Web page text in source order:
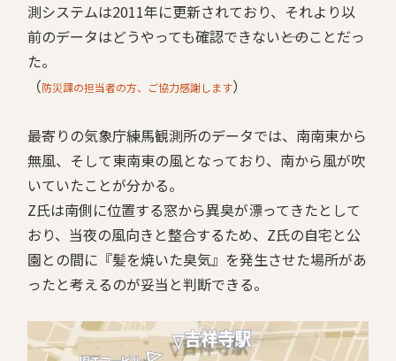
測システムは2011年に更新されており、それより以
前のデータはどうやっても確認できない――とのことだっ
た。
（防災課の担当者の方、ご協力感謝します）
最寄りの気象庁練馬観測所のデータでは、南南東から
無風、そして東南東の風となっており、南から風が吹
いていたことが分かる。
Z氏は南側に位置する窓から異臭が漂ってきたとして
おり、当夜の風向きと整合するため、Z氏の自宅と公
園との間に『髪を焼いた臭気』を発生させた場所があ
ったと考えるのが妥当と判断できる。